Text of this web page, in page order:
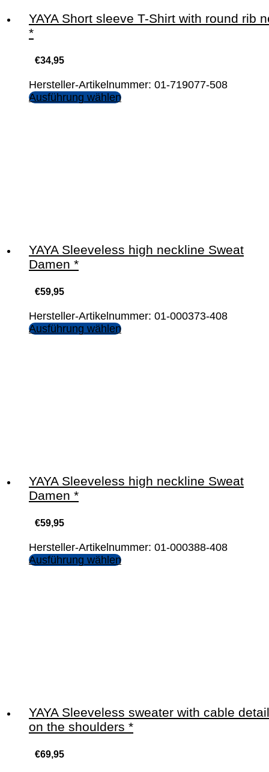
YAYA Short sleeve T-Shirt with round rib
*
€34,95
Hersteller-Artikelnummer: 01-719077-508
Ausführung wählen
YAYA Sleeveless high neckline Sweat
Damen *
€59,95
Hersteller-Artikelnummer: 01-000373-408
Ausführung wählen
YAYA Sleeveless high neckline Sweat
Damen *
€59,95
Hersteller-Artikelnummer: 01-000388-408
Ausführung wählen
YAYA Sleeveless sweater with cable
on the shoulders *
€69,95